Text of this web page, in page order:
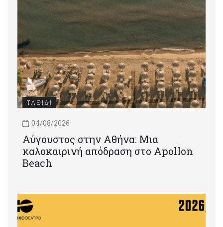
ΤΑΞΙΔΙ
04/08/2026
Αύγουστος στην Αθήνα: Μια
καλοκαιρινή απόδραση στο Apollon
Beach